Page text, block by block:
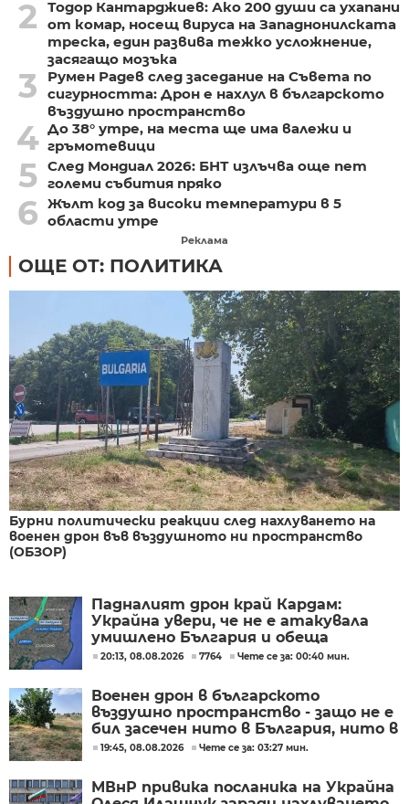
2
Тодор Кантарджиев: Ако 200 души са ухапани
от комар, носещ вируса на Западнонилската
треска, един развива тежко усложнение,
засягащо мозъка
3
Румен Радев след заседание на Съвета по
сигурността: Дрон е нахлул в българското
въздушно пространство
4 До 38° утре, на места ще има валежи и
гръмотевици
5 След Мондиал 2026: БНТ излъчва още пет
големи събития пряко
6 Жълт код за високи температури в 5
области утре
Реклама
ОЩЕ ОТ: ПОЛИТИКА
Бурни политически реакции след нахлуването на
военен дрон във въздушното ни пространство
(ОБЗОР)
Падналият дрон край Кардам:
Украйна увери, че не е атакувала
умишлено България и обеща
разследване
20:13, 08.08.2026 7764 Чете се за: 00:40 мин.
Военен дрон в българското
въздушно пространство - защо не е
бил засечен нито в България, нито в
Румъния?
19:45, 08.08.2026 Чете се за: 03:27 мин.
МВнР привика посланика на Украйна